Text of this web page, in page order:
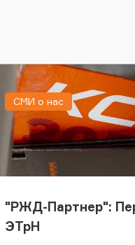
"РЖД-Партнер":
ЭТрН
СМИ о нас